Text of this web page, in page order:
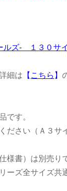
ルズ- １３０サ
細は 【 こちら 】
です。
ださい（Ａ３サ
様書）は別売り
ーズ全サイズ共